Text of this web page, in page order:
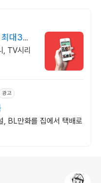
대3만
, TV시리
광고
, BL만화를 집에서 택배로